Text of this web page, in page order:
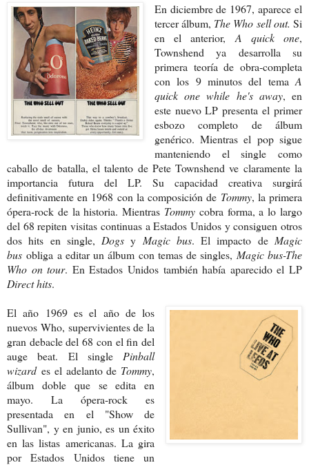
En diciembre de 1967, aparece el
tercer álbum, The Who sell out. Si
en el anterior, A quick one,
Townshend ya desarrolla su
primera teoría de obra-completa
con los 9 minutos del tema A
quick one while he's away, en
este nuevo LP presenta el primer
esbozo completo de álbum
genérico. Mientras el pop sigue
manteniendo el single como
caballo de batalla, el talento de Pete Townshend ve claramente la
importancia futura del LP. Su capacidad creativa surgirá
definitivamente en 1968 con la composición de Tommy, la primera
ópera-rock de la historia. Mientras Tommy cobra forma, a lo largo
del 68 repiten visitas continuas a Estados Unidos y consiguen otros
dos hits en single, Dogsy Magic bus. El impacto de Magic
bus obliga a editar un álbum con temas de singles, Magic bus-The
Who on tour. En Estados Unidos también había aparecido el LP
Direct hits.
El año 1969 es el año de los
nuevos Who, supervivientes de la
gran debacle del 68 con el fin del
auge beat. El single Pinball
wizardes el adelanto de Tommy,
álbum doble que se edita en
mayo. La ópera-rock es
presentada en el "Show de
Sullivan", y en junio, es un éxito
en las listas americanas. La gira
por Estados Unidos tiene un